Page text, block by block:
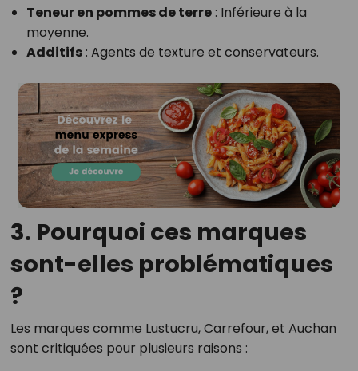
Teneur en pommes de terre: Inférieure à la
moyenne.
Additifs: Agents de texture et conservateurs.
3. Pourquoi ces marques
sont-elles problématiques
?
Les marques comme Lustucru, Carrefour, et Auchan
sont critiquées pour plusieurs raisons :